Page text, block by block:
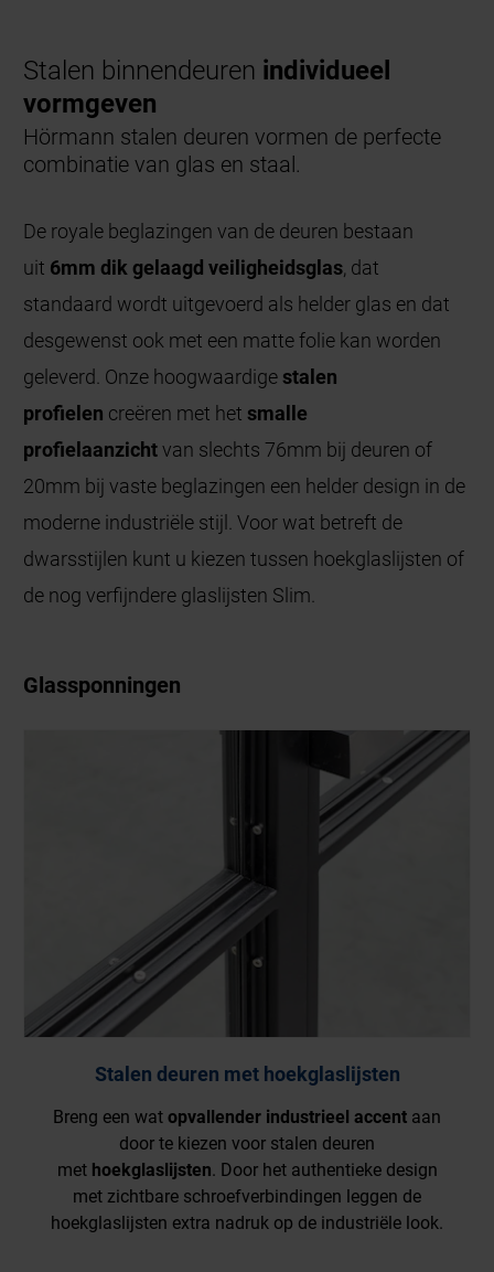
Stalen binnendeuren individueel
vormgeven
Hörmann stalen deuren vormen de perfecte
combinatie van glas en staal.
De royale beglazingen van de deuren bestaan
uit 6mm dik gelaagd veiligheidsglas, dat
standaard wordt uitgevoerd als helder glas en dat
desgewenst ook met een matte folie kan worden
geleverd. Onze hoogwaardige stalen
profielen creëren met het smalle
profielaanzichtvan slechts 76mm bij deuren of
20mm bij vaste beglazingen een helder design in de
moderne industriële stijl. Voor wat betreft de
dwarsstijlen kunt u kiezen tussen hoekglaslijsten of
de nog verfijndere glaslijsten Slim.
Glassponningen
aan
design
look.
Stalen deuren met glaslijsten Slim
Stalen deuren met glaslijsten Slim
een elegant en smal profielaanzicht.
aanzichtbreedte van slechts 15mm verlenen
glaslijsten uw deur een bijzonder elegant en
deurdesign zonder zichtbare